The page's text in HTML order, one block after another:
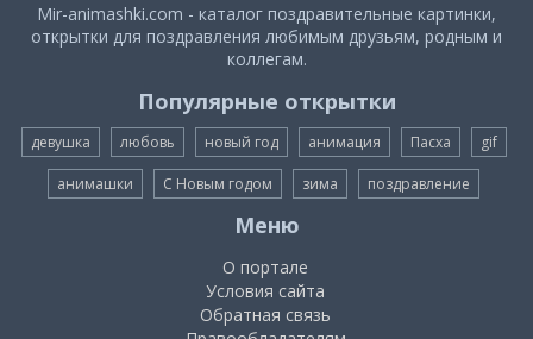
Mir-animashki.com - каталог поздравительные картинки,
открытки для поздравления любимым друзьям, родным и
коллегам.
Популярные открытки
девушка любовь новый год анимация Пасха gif
анимашки С Новым годом зима поздравление
Меню
О портале
Условия сайта
Обратная связь